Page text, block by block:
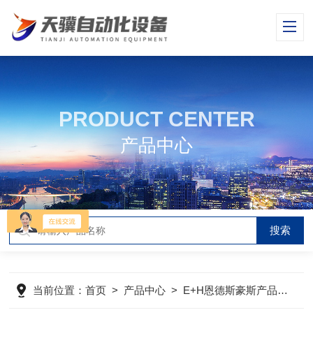
PRODUCT CENTER
产品中心
当前位置：首页 > 产品中心 > E+H恩德斯豪斯产品>